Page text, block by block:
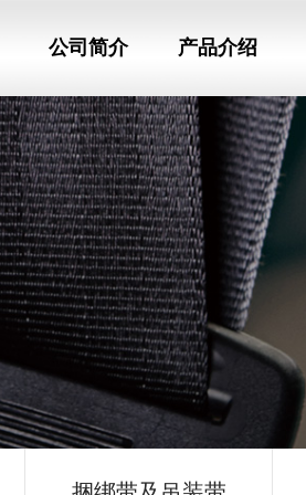
公司简介 产品介绍